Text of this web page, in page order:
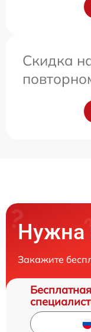
Скидка
Нужна
Закажите